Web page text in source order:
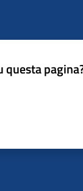
questa